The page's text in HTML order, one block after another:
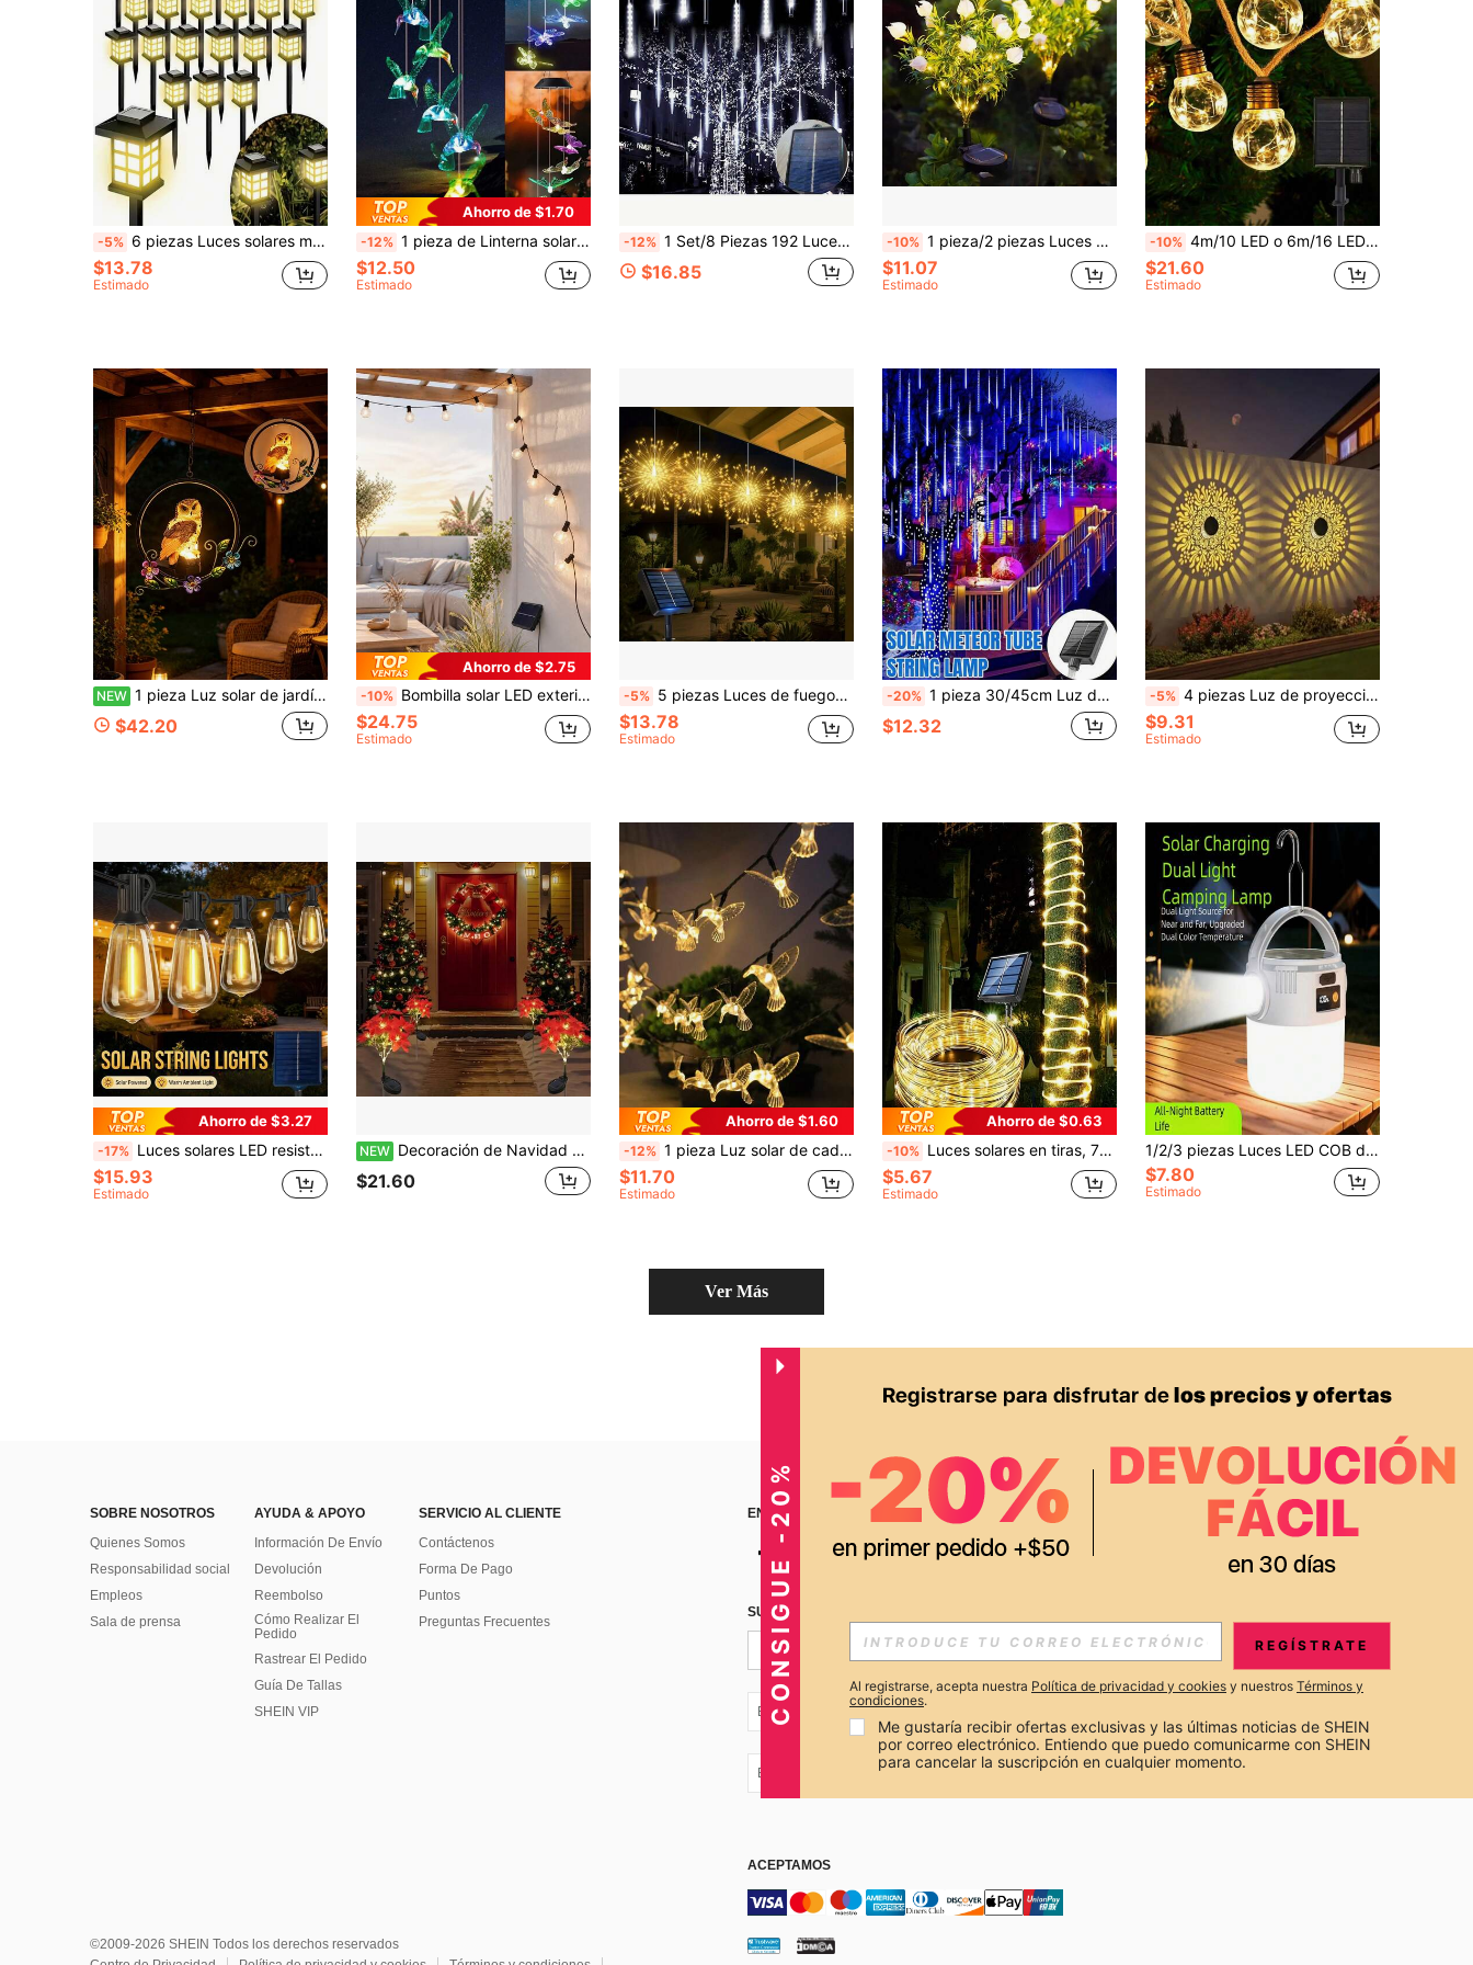
-5% 6 piezas Luces solares miniatura para casa, luces solares LED para senderos, luces solares para paisajismo al aire libre - Ideales para decoración de jardín, decoración de paisaje, decoración de senderos, decoración de patio, decoración de entrada, decoración de césped, decoración de fiesta, decoración del hogar, decoración de cumpleaños, decoración del Día de la Madre y decoración de bodas
$13.78
Estimado
Ahorro de $1.70
-12% 1 pieza de Linterna solar de campanas de viento, luz de campana de viento solar de 6 LED con cambio de color, linterna solar a prueba de agua con diseño romántico de mariposa, libélula, y colibrí para decoración del hogar, jardín, balcón y exteriores
$12.50
Estimado
-12% 1 Set/8 Piezas 192 Luces LED Alimentadas por Energía Solar, Luces de Cadena de Árbol de Lluvia de Meteoros, 4 Opciones de Color Luces de Lluvia de Meteoros Intermitentes, Adecuadas para Fiesta de Jardín, Celebración de Boda al Aire Libre, Decoración de Patio, Decoración del Hogar, Decoración Navideña, Fiesta de Árbol de Navidad y Uso al Aire Libre
$16.85
-10% 1 pieza/2 piezas Luces LED de Gardenia solar, decoración de jardín de simulación realista, decoración de patio y jardín para días festivos, luces solares adecuadas para patios, terrazas, céspedes y senderos, regalos del Día de la Madre para madres, decoración de jardinería
$11.07
Estimado
-10% 4m/10 LED o 6m/16 LED Luces de cuerda de estilo vintage con energía solar, decoración de luces para jardín, patio, decoración de otoño, decoración del hogar y decoración exterior
$21.60
Estimado
NEW 1 pieza Luz solar de jardín con búho navideño, decoración colgante de resina LED, decoración para patio exterior y camping, luz de césped de hierro impermeable, regalo de decoración navideña para el hogar y patio
$42.20
Ahorro de $2.75
-10% Bombilla solar LED exterior, de plástico resistente, a prueba de agua, perfecta para bodas, campamentos, decoración de fiestas, iluminación de cafeterías, luces de hadas exteriores, luces navideñas solares, luces navideñas exteriores, luces solares exteriores
$24.75
Estimado
-5% 5 piezas Luces de fuegos artificiales solares, Luces de cadena LED de 240/300/450, 8 modos de iluminación intercambiables, iluminación nocturna automática para jardín, patio, porche, boda, fiesta y decoración navideña al aire libre
$13.78
Estimado
-20% 1 pieza 30/45cm Luz de lluvia de meteoritos alimentada por energía solar de 8 tubos, IP65 resistente al agua, adecuada para calles, árboles, jardines, patios, fiestas de Año Nuevo, reuniones, bodas, decoraciones navideñas y de Halloween, luces de patio exterior (blanco cálido/blanco/de colores/azul) [Solar]
$12.32
-5% 4 piezas Luz de proyección solar con diseño de mandala y rosa, Luz de pared solar LED con diseño de peonía, Luz de jardín exterior - Perfecta para decoración de jardín, decoración de patio, decoración de patio, decoración de valla, decoración de pared, decoración de escalera, decoración de camino, decoración del hogar, decoración de boda y fiesta
$9.31
Estimado
Ahorro de $3.27
-17% Luces solares LED resistentes al agua IP65 para decoración navideña al aire libre, bombillas con diseño retro de guirnalda, apropiado para patio, campamento, festividades, boda y decoración de fiestas.
$15.93
Estimado
NEW Decoración de Navidad y Halloween Luces Solares para Exteriores, Luces de Estaca Solar para Suelo, Modo de Iluminación de Luz Cálida Luces Solares para Jardín Exterior para Patio Jardín Macizo de Flores Decoración de Fiesta
$21.60
Ahorro de $1.60
-12% 1 pieza Luz solar de cadena al aire libre 20 Led 4m PVC solar encendiendo creativo pájaro adorno para exterior
$11.70
Estimado
Ahorro de $0.63
-10% Luces solares en tiras, 7M 50LED/12M 100LED con 8 funciones, iluminación de jardín exterior, lámpara solar
$5.67
Estimado
1/2/3 piezas Luces LED COB de camping solares de 800mAh 18650, lámpara de camping portátil con doble fuente de luz solar recargable, carga USB/solar, impermeable, adecuada para camping y actividades al aire libre, también se puede usar como luz de emergencia
$7.80
Estimado
Ver Más
SOBRE NOSOTROS
Quienes Somos
Responsabilidad social
Empleos
Sala de prensa
AYUDA & APOYO
Información De Envío
Devolución
Reembolso
Cómo Realizar El
Pedido
Rastrear El Pedido
Guía De Tallas
SHEIN VIP
SERVICIO AL CLIENTE
Contáctenos
Forma De Pago
Puntos
Preguntas Frecuentes
ENCUÉNTRANOS EN APP
SUSCRÍBETE PARA RECIBIR OFERTAS EXCLUSIVAS, PROMOCIONES Y NOTICIAS DE SHEIN
Suscribir
EC + 593
EC + 593
ACEPTAMOS
©2009-2026 SHEIN Todos los derechos reservados
CONSIGUE -20% REGÍSTRATE
Al registrarse, acepta nuestra Política de privacidad y cookies y nuestros Términos y
condiciones.
Me gustaría recibir ofertas exclusivas y las últimas noticias de SHEIN
por correo electrónico. Entiendo que puedo comunicarme con SHEIN
para cancelar la suscripción en cualquier momento.